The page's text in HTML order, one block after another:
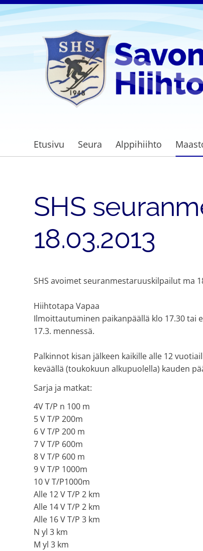
Siirry
sivun
sisältöön
Savonlinnan Hiihtoseura
Etusivu Seura Alppihiihto
SHS
18.03.2013
SHS avoimet seuranmestaruuskilpailut ma
Hiihtotapa Vapaa
Ilmoittautuminen paikanpäällä klo 17.30
17.3. mennessä.
Palkinnot kisan jälkeen kaikille alle 12
keväällä (toukokuun alkupuolella) kauden
Sarja ja matkat:
4V T/P n 100 m
5 V T/P 200m
6 V T/P 200 m
7 V T/P 600m
8 V T/P 600 m
9 V T/P 1000m
10 V T/P1000m
Alle 12 V T/P 2 km
Alle 14 V T/P 2 km
Alle 16 V T/P 3 km
N yl 3 km
M yl 3 km